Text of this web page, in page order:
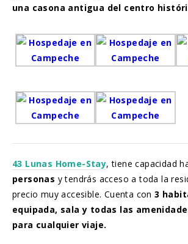
una casona antigua del centro
43 Lunas Home-Stay, tiene capacidad
personas y tendrás acceso a toda la
precio muy accesible. Cuenta con3
equipada, sala y todas las
para cualquier viaje.